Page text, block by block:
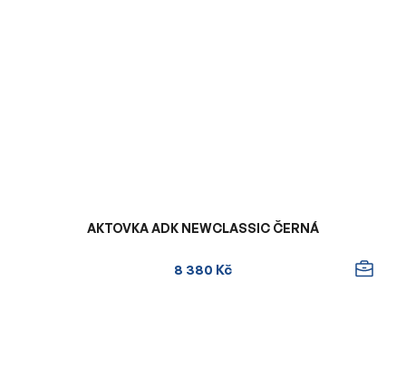
AKTOVKA ADK NEWCLASSIC ČERNÁ
8 380 Kč